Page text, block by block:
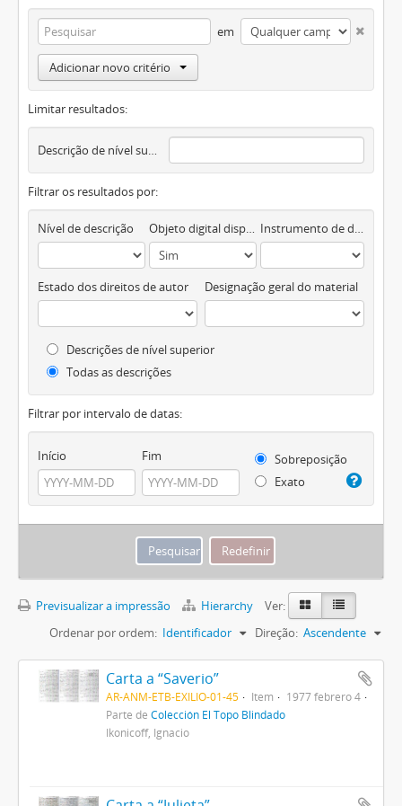
em
Adicionar novo critério
Limitar resultados:
Descrição de nível superior
Filtrar os resultados por:
Nível de descrição Objeto digital disponível Instrumento de descrição documental
Estado dos direitos de autor Designação geral do material
Descrições de nível superior
Todas as descrições
Filtrar por intervalo de datas:
Início Fim
Sobreposição
Exato
Previsualizar a impressão Hierarchy
Ver:
Ordenar por ordem: Identificador Direção: Ascendente
Carta a “Saverio”
AR-ANM-ETB-EXILIO-01-45 Item
1977 febrero 4
Parte de Colección El Topo Blindado
Ikonicoff, Ignacio